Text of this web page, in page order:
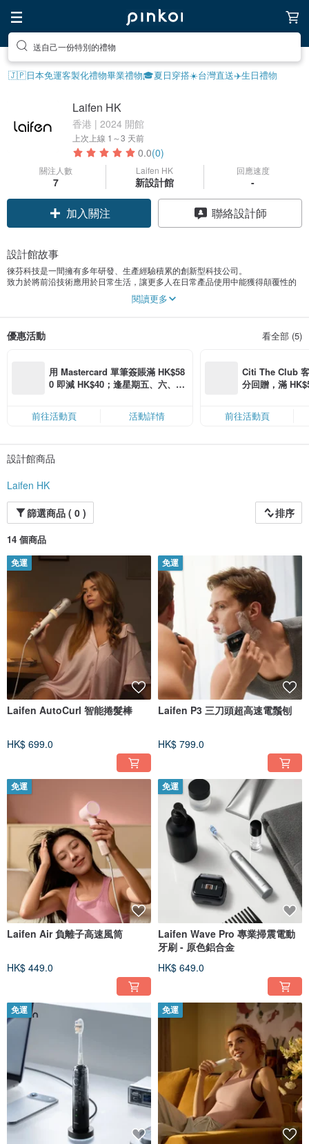
送自己一份特別的禮物
🇯🇵日本免運客製化禮物畢業禮物🎓夏日穿搭☀️台灣直送✈️生日禮物
Laifen HK
香港 | 2024 開館
上次上線 1～3 天前
0.0(0)
關注人數
7
Laifen HK
新設計館
回應速度
-
加入關注 聯絡設計師
設計館故事
徠芬科技是一間擁有多年研發、生產經驗積累的創新型科技公司。
致力於將前沿技術應用於日常生活，讓更多人在日常產品使用中能獲得顛覆性的
閱讀更多
優惠活動 看全部 (5)
用 Mastercard 單筆簽賬滿 HK$58
0 即減 HK$40；逢星期五、六、日
限，額滿即止，僅限「常用信用
卡」結帳）
前往活動頁 活動詳情
Citi The Club
分回贈，滿
前往活動頁
設計館商品
Laifen HK
篩選商品 ( 0 )
排序
14 個商品
免運
Laifen AutoCurl 智能捲髮棒
HK$ 699.0
免運
Laifen P3 三刀頭超高速電鬚刨
HK$ 799.0
免運
Laifen Air 負離子高速風筒
HK$ 449.0
免運
Laifen Wave Pro 專業掃震電動
牙刷 - 原色鋁合金
HK$ 649.0
免運 免運